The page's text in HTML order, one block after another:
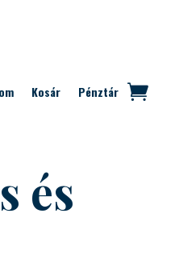
Kosár Pénztár
és